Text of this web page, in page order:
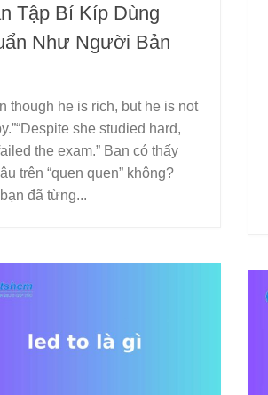
Tập Bí Kíp Dùng
Như Người Bản
though he is rich, but he is not
she studied hard,
the exam.” Bạn có thấy
trên “quen quen” không?
đã từng...